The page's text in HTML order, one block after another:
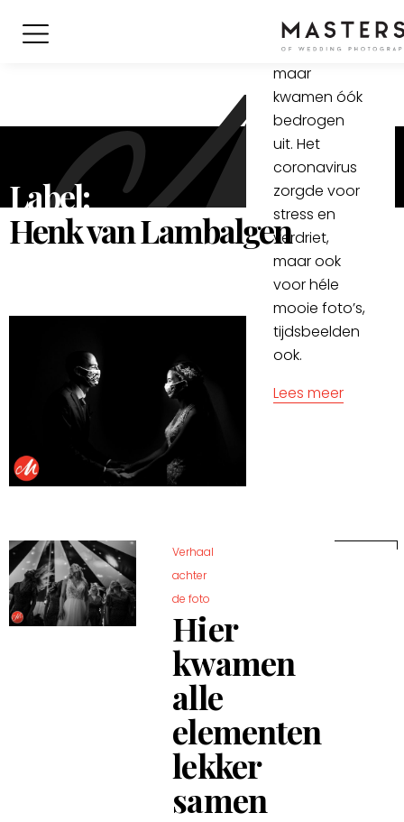
Label:
Henk van Lambalgen
een normaal
huwelijksfeest,
maar
kwamen óók
bedrogen
uit. Het
coronavirus
zorgde voor
stress en
verdriet,
maar ook
voor héle
mooie foto’s,
tijdsbeelden
ook.
Lees meer
Verhaal
achter
de foto
Hier
kwamen
alle
elementen
lekker
samen